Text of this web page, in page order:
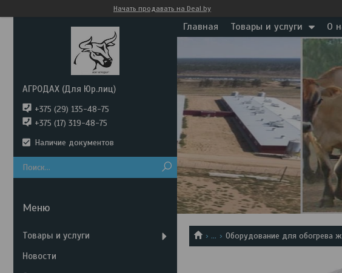
Начать продавать на Deal.by
Главная Товары и услуги О
... Оборудование для обогрева
АГРОДАХ (Для Юр.лиц)
+375 (29) 135-48-75
+375 (17) 319-48-75
Наличие документов
Товары и услуги
Новости